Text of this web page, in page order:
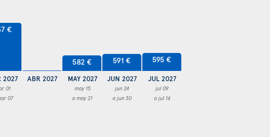
€
2027
01
07
ABR 2027
582 €
MAY 2027
may 15
a may 21
591 €
JUN 2027
jun 24
a jun 30
595 €
JUL 2027
jul 09
a jul 16